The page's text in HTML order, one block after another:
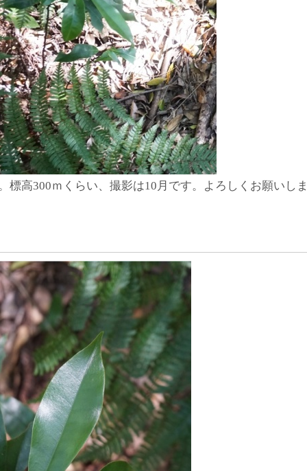
標高300ｍくらい、撮影は10月です。よろしくお願いし